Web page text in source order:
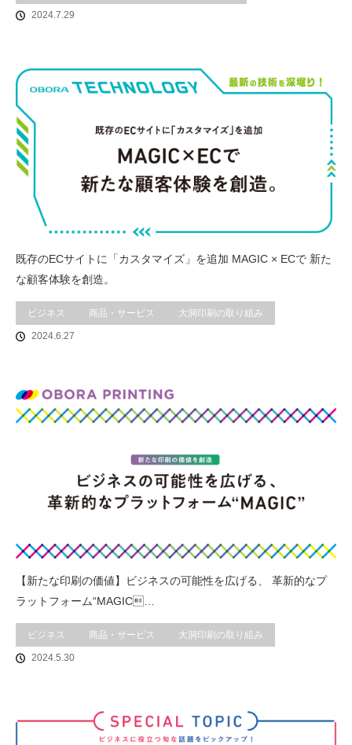
2024.7.29
既存のECサイトに「カスタマイズ」を追加 MAGIC × ECで 新た
な顧客体験を創造。
ビジネス 商品・サービス 大洞印刷の取り組み
2024.6.27
【新たな印刷の価値】ビジネスの可能性を広げる、 革新的なプ
ラットフォーム“MAGIC…
ビジネス 商品・サービス 大洞印刷の取り組み
2024.5.30